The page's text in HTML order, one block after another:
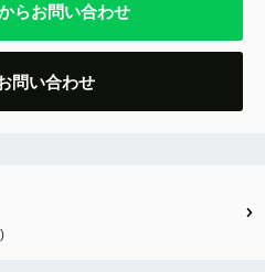
らお問い合わせ
問い合わせ